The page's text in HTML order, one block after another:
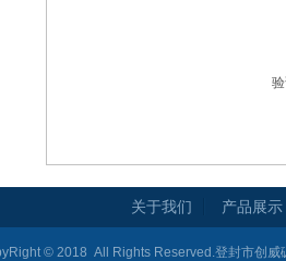
关于我们 产品展示
© 2018 All Rights Reserved.登封市创威